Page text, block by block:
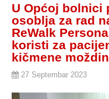
U Općoj bolnici
osoblja za rad
ReWalk
koristi za
kičmene
27 Septembar 2023